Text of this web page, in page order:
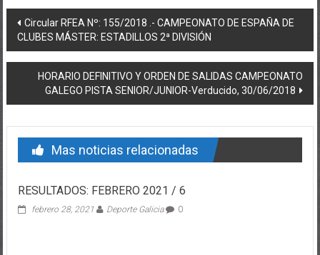
Post navigation
Circular RFEA Nº: 155/2018 .- CAMPEONATO DE ESPAÑA DE
CLUBES MÁSTER: ESTADILLOS 2ª DIVISIÓN
HORARIO DEFINITIVO Y ORDEN DE SALIDAS CAMPEONATO
GALEGO PISTA SENIOR/JUNIOR-Verducido, 30/06/2018
Mas noticias relacionadas
RESULTADOS: FEBRERO 2021 / 6
febrero 28, 2021 Deporte Galicia 0